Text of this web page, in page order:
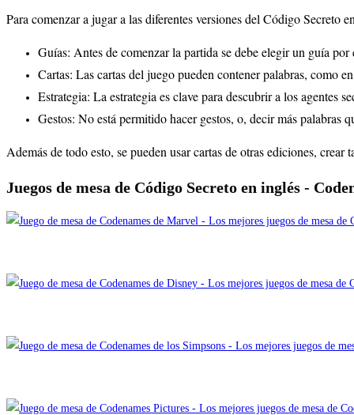
Para comenzar a jugar a las diferentes versiones del Código Secreto
Guías: Antes de comenzar la partida se debe elegir un guía
Cartas: Las cartas del juego pueden contener palabras, como
Estrategia: La estrategia es clave para descubrir a los agentes
Gestos: No está permitido hacer gestos, o, decir más
Además de todo esto, se pueden usar cartas de otras ediciones,
Juegos de mesa de Código Secreto en inglés -